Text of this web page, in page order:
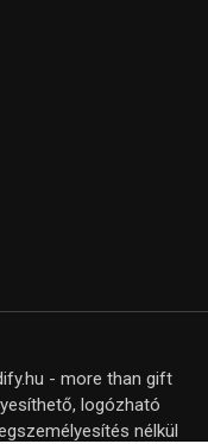
- more than gift
logózható
nélkül